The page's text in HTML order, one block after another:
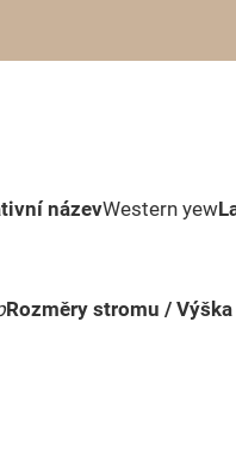
názevWestern yew
Rozměry stromu /